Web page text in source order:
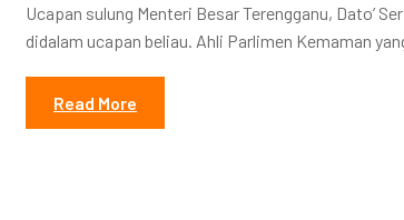
Ucapan sulung Menteri Besar Terengganu, Dato’
didalam ucapan beliau. Ahli Parlimen Kemaman
Read More